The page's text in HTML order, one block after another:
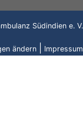
Südindien e. V.
ändern Impressum